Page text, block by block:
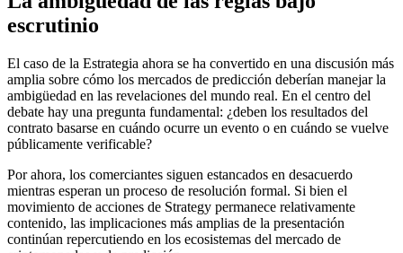
escrutinio
El caso de la Estrategia ahora se ha convertido en una discusión más
amplia sobre cómo los mercados de predicción deberían manejar la
ambigüedad en las revelaciones del mundo real. En el centro del
debate hay una pregunta fundamental: ¿deben los resultados del
contrato basarse en cuándo ocurre un evento o en cuándo se vuelve
públicamente verificable?
Por ahora, los comerciantes siguen estancados en desacuerdo
mientras esperan un proceso de resolución formal. Si bien el
movimiento de acciones de Strategy permanece relativamente
contenido, las implicaciones más amplias de la presentación
continúan repercutiendo en los ecosistemas del mercado de